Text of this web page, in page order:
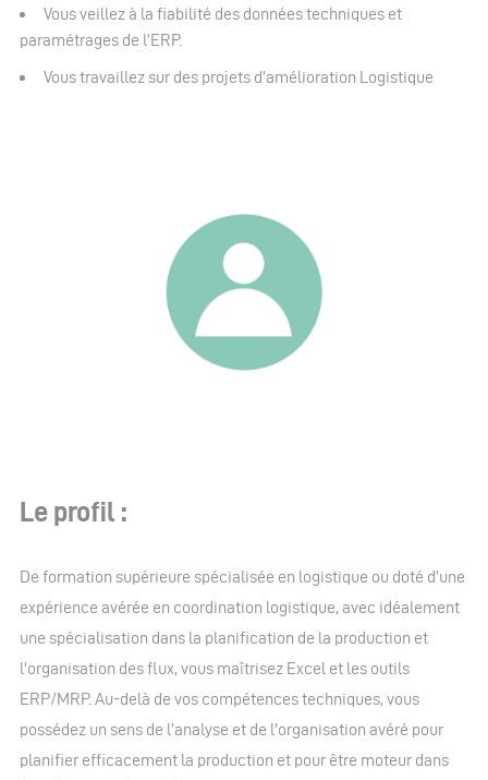
Vous veillez à la fiabilité des données techniques et
paramétrages de l’ERP.
Vous travaillez sur des projets d’amélioration Logistique
Le profil :
De formation supérieure spécialisée en logistique ou doté d’une
expérience avérée en coordination logistique, avec idéalement
une spécialisation dans la planification de la production et
l'organisation des flux, vous maîtrisez Excel et les outils
ERP/MRP. Au-delà de vos compétences techniques, vous
possédez un sens de l’analyse et de l'organisation avéré pour
planifier efficacement la production et pour être moteur dans